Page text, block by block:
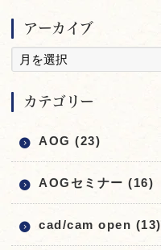
アーカイブ
カテゴリー
AOG (23)
AOGセミナー (16)
cad/cam open (13)